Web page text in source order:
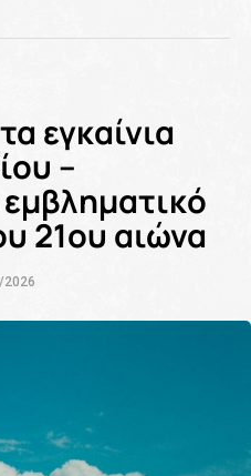
εγκαίνια
–
21ου αιώνα